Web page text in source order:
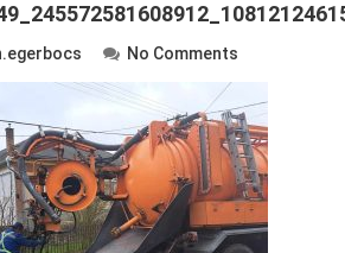
No Comments